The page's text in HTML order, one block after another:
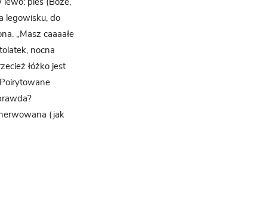
pies (Boże,
legowisku, do
„Masz caaaałe
nocna
łóżko jest
(jak